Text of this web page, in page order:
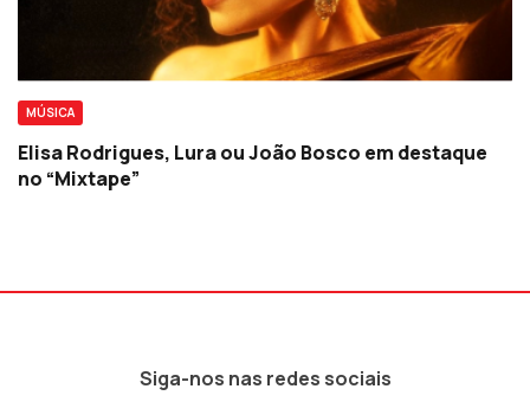
MÚSICA
Elisa Rodrigues, Lura ou João Bosco em destaque
no “Mixtape”
Siga-nos nas redes sociais